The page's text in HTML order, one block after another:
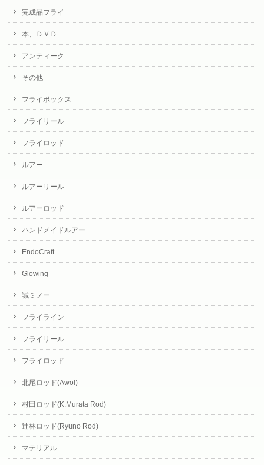
完成品フライ
本、ＤＶＤ
アンティーク
その他
フライボックス
フライリール
フライロッド
ルアー
ルアーリール
ルアーロッド
ハンドメイドルアー
EndoCraft
Glowing
誠ミノー
フライライン
フライリール
フライロッド
北尾ロッド(Awol)
村田ロッド(K.Murata Rod)
辻林ロッド(Ryuno Rod)
マテリアル